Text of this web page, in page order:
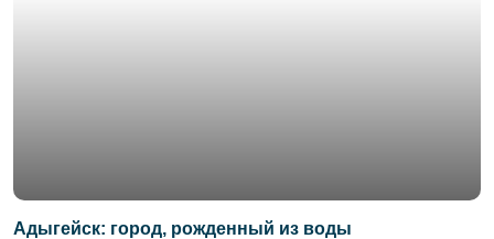
Адыгейск: город, рожденный из воды